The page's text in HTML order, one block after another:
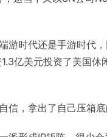
游时代还是手游时代
亿美元投资了美国
信，拿出了自己压箱